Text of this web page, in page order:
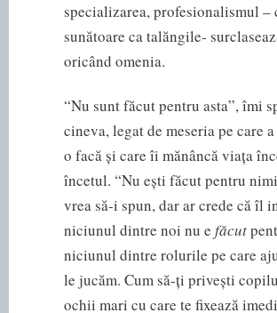
specializarea, profesionalismul –
sunătoare ca talăngile-
oricând omenia.
“Nu sunt făcut pentru asta”, îmi
cineva, legat de meseria pe care
o facă și care îi mănâncă viața
încetul. “Nu ești făcut pentru
vrea să-i spun, dar ar crede că îl
niciunul dintre noi nu e făcut
niciunul dintre rolurile pe care
le jucăm. Cum să-ți privești
ochii mari cu care te fixează